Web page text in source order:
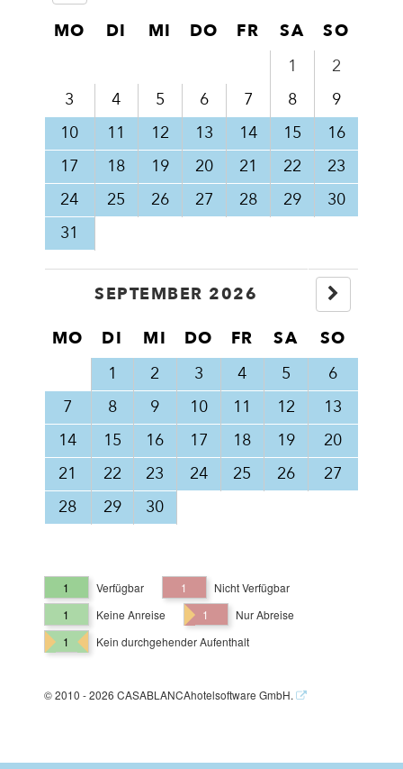
MO
DI MI DO FR SA
SO
1
2
3
4 5 6 7 8
9
10
11 12 13 14 15
16
17
18 19 20 21 22
23
24
25 26 27 28 29
30
31
SEPTEMBER 2026
MO
DI MI DO FR SA
SO
1
2 3 4 5
6
7
8 9 10 11 12
13
14
15 16 17 18 19
20
21
22 23 24 25 26
27
28
29 30
1 Verfügbar 1
Nicht Verfügbar
1
Keine Anreise 1
Nur Abreise
1
Kein durchgehender Aufenthalt
© 2010 - 2026 CASABLANCAhotelsoftware GmbH.